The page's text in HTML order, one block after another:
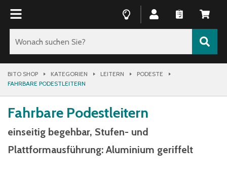
BITO SHOP KATEGORIEN LEITERN
PODESTE
FAHRBARE PODESTLEITERN
Fahrbare Podestleitern
einseitig begehbar, Stufen- und
Plattformausführung: Aluminium geriffelt